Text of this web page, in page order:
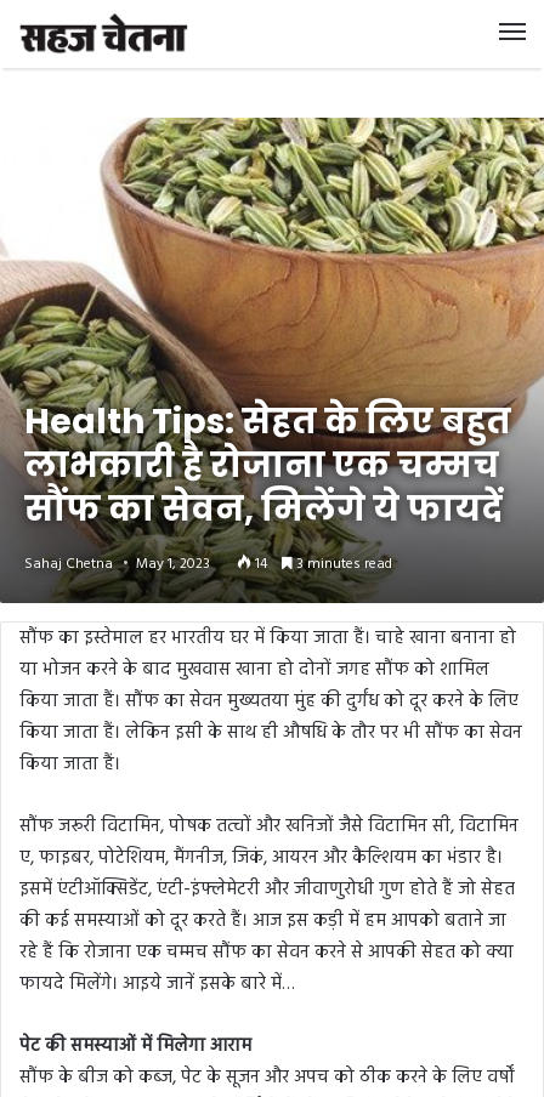
Health Tips: सेहत के लिए बहुत
लाभकारी है रोजाना एक चम्मच
सौंफ का सेवन, मिलेंगे ये फायदें
Sahaj Chetna May 1, 2023 14 3 minutes read
सौंफ का इस्तेमाल हर भारतीय घर में किया जाता हैं। चाहे खाना बनाना हो
या भोजन करने के बाद मुखवास खाना हो दोनों जगह सौंफ को शामिल
किया जाता हैं। सौंफ का सेवन मुख्यतया मुंह की दुर्गंध को दूर करने के लिए
किया जाता हैं। लेकिन इसी के साथ ही औषधि के तौर पर भी सौंफ का सेवन
किया जाता हैं।
सौंफ जरूरी विटामिन, पोषक तत्वों और खनिजों जैसे विटामिन सी, विटामिन
ए, फाइबर, पोटेशियम, मैंगनीज, जिकं, आयरन और कैल्शियम का भंडार है।
इसमें एंटीऑक्सिडेंट, एंटी-इंफ्लेमेटरी और जीवाणुरोधी गुण होते हैं जो सेहत
की कई समस्याओं को दूर करते हैं। आज इस कड़ी में हम आपको बताने जा
रहे हैं कि रोजाना एक चम्मच सौंफ का सेवन करने से आपकी सेहत को क्या
फायदे मिलेंगे। आइये जानें इसके बारे में…
पेट की समस्याओं में मिलेगा आराम
सौंफ के बीज को कब्ज, पेट के सूजन और अपच को ठीक करने के लिए वर्षों